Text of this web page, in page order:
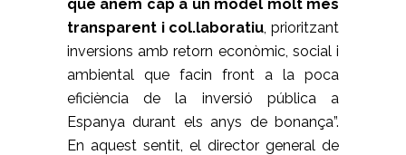
que anem cap a un model molt més
transparent i col.laboratiu, prioritzant
inversions amb retorn econòmic, social i
ambiental que facin front a la poca
eficiència de la inversió pública a
Espanya durant els anys de bonança”.
En aquest sentit, el director general de